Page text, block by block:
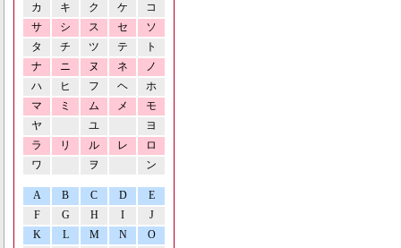
カ
キ ク ケ
コ
サ
シ ス セ
ソ
タ
チ ツ テ
ト
ナ
ニ ヌ ネ
ノ
ハ
ヒ フ ヘ
ホ
マ
ミ ム メ
モ
ヤ
ユ
ヨ
ラ
リ ル レ
ロ
ワ
ヲ ン
A B C D
E
F
G H I
J
K
L M N O